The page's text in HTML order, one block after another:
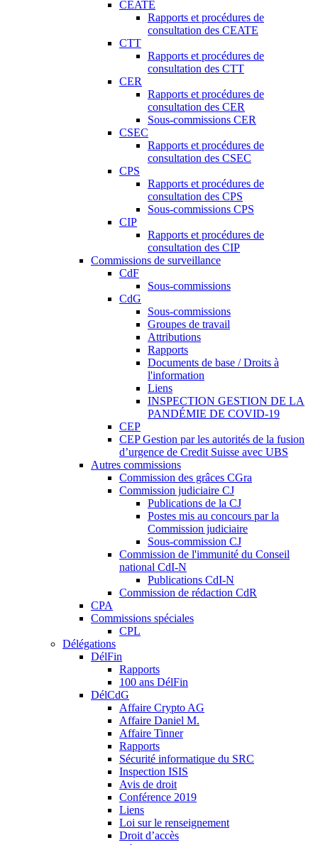
CEATE
Rapports et procédures de
consultation des CEATE
CTT
Rapports et procédures de
consultation des CTT
CER
Rapports et procédures de
consultation des CER
Sous-commissions CER
CSEC
Rapports et procédures de
consultation des CSEC
CPS
Rapports et procédures de
consultation des CPS
Sous-commissions CPS
CIP
Rapports et procédures de
consultation des CIP
Commissions de surveillance
CdF
Sous-commissions
CdG
Sous-commissions
Groupes de travail
Attributions
Rapports
Documents de base / Droits à
l'information
Liens
INSPECTION GESTION DE LA
PANDÉMIE DE COVID-19
CEP
CEP Gestion par les autorités de la fusion
d’urgence de Credit Suisse avec UBS
Autres commissions
Commission des grâces CGra
Commission judiciaire CJ
Publications de la CJ
Postes mis au concours par la
Commission judiciaire
Sous-commission CJ
Commission de l'immunité du Conseil
national CdI-N
Publications CdI-N
Commission de rédaction CdR
CPA
Commissions spéciales
CPL
Délégations
DélFin
Rapports
100 ans DélFin
DélCdG
Affaire Crypto AG
Affaire Daniel M.
Affaire Tinner
Rapports
Sécurité informatique du SRC
Inspection ISIS
Avis de droit
Conférence 2019
Liens
Loi sur le renseignement
Droit d’accès